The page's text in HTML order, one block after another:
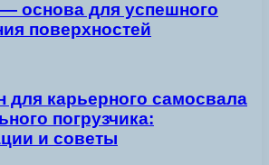
— основа для успешного
поверхностей
карьерного самосвала
погрузчика:
и советы